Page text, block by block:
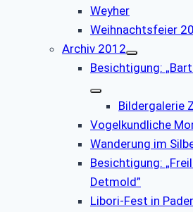
Weyher
Weihnachtsfeier
Archiv 2012
Besichtigung:
Bildergalerie
Vogelkundliche
Wanderung im
Besichtigung:
Detmold”
Libori-Fest in